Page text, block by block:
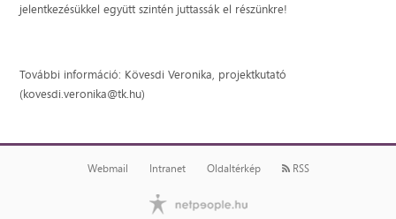
jelentkezésükkel együtt szintén juttassák el részünkre!
További információ: Kövesdi Veronika, projektkutató
(kovesdi.veronika@tk.hu)
Webmail Intranet Oldaltérkép RSS